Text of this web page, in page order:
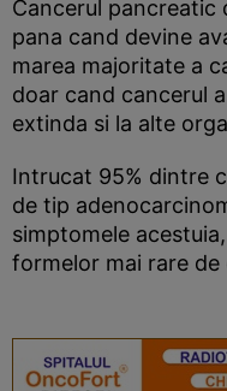
Cancerul pancreatic
pana cand devine
marea majoritate a
doar cand cancerul
extinda si la alte
Intrucat 95% dintre
de tip
simptomele
formelor mai rare de